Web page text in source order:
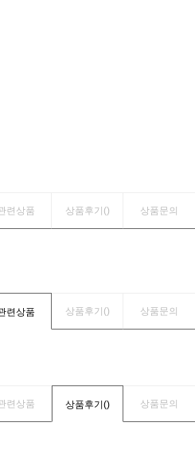
련상품 상품후기() 상품문의
련상품 상품후기() 상품문의
련상품 상품후기() 상품문의